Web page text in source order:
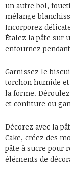
un autre bol,
mélange
Incorporez
Étalez la pâte sur
enfournez
Garnissez le
torchon humide
la forme.
et confiture ou
Décorez avec la
Cake, créez des
pâte à sucre pour
éléments de